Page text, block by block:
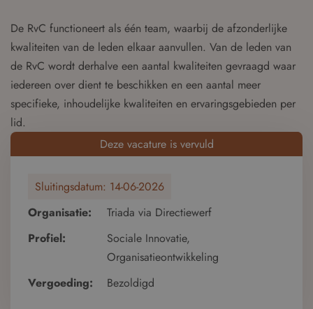
De RvC functioneert als één team, waarbij de afzonderlijke
kwaliteiten van de leden elkaar aanvullen. Van de leden van
de RvC wordt derhalve een aantal kwaliteiten gevraagd waar
iedereen over dient te beschikken en een aantal meer
specifieke, inhoudelijke kwaliteiten en ervaringsgebieden per
lid.
Deze vacature is vervuld
Sluitingsdatum: 14-06-2026
Organisatie:
Triada via Directiewerf
Profiel:
Sociale Innovatie,
Organisatieontwikkeling
Vergoeding:
Bezoldigd